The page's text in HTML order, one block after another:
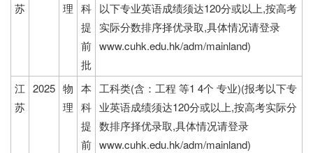
苏
理 科
提
前
批
以下专业英语成绩须达120分或以上,按高考
实际分数排序择优录取,具体情况请登录
www.cuhk.edu.hk/adm/mainland)
江
苏
2025 物
理
本
科
提
前
工科类(含：工程 等1 4个 专业)(报考以下专
业英语成绩须达120分或以上,按高考实际分
数排序择优录取,具体情况请登录
www.cuhk.edu.hk/adm/mainland)